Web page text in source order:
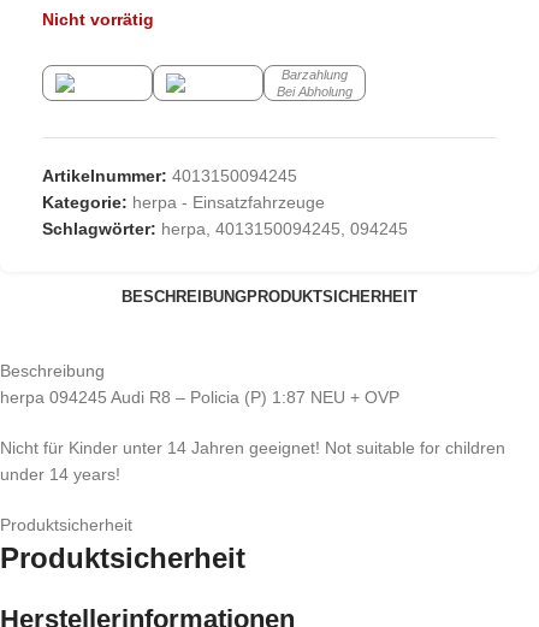
Nicht vorrätig
Barzahlung
Bei Abholung
Artikelnummer: 4013150094245
Kategorie: herpa - Einsatzfahrzeuge
Schlagwörter: herpa, 4013150094245, 094245
BESCHREIBUNGPRODUKTSICHERHEIT
Beschreibung
herpa 094245 Audi R8 – Policia (P) 1:87 NEU + OVP
Nicht für Kinder unter 14 Jahren geeignet! Not suitable for children
under 14 years!
Produktsicherheit
Produktsicherheit
Herstellerinformationen